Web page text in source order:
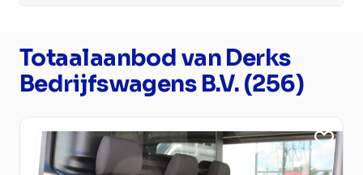
Totaalaanbod van Derks
Bedrijfswagens B.V. (256)